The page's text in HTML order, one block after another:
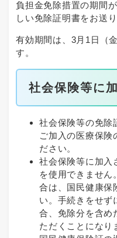
負担金免除措置の期間
しい免除証明書をお送
有効期間は、3月1日（
す。
社会保険等に
社会保険等の免除
ご加入の医療保険
ださい。
社会保険等に加入
を使用できません
合は、国民健康保
い。手続きをせず
合、免除分を含め
ただくことになり